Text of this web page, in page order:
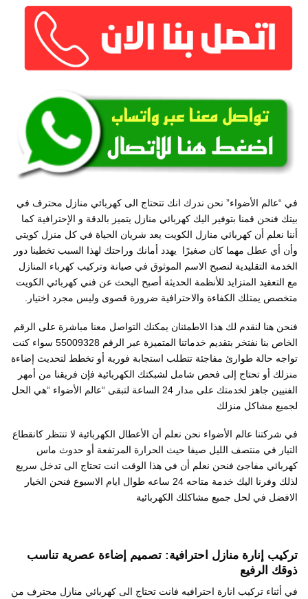
في “عالم الأضواء” نحن ندرك انك تتحتاج الى كهربائي منازل محترف في
بيتك فنحن قمنا بتوفير اليك كهربائي منازل يتميز بالدقة و الإحترافية كما
أننا نعلم أن كهربائي منازل الكويت يعد شريان الحياة في كل منزل كويتي
وأن أي عطل مهما كان صغيرًا يهدد أمانك وراحتك لهذا السبب تخطينا دور
الخدمة التقليدية لنصبح الاسم الموثوق في صيانة وتركيب كهرباء المنازل
مع التعقيد المتزايد للأنظمة الحديثة أصبح البحث عن فني كهربائي الكويت
متخصص يمتلك الكفاءة والاحترافية ضرورة قصوى وليس مجرد اختيار.
فنحن هنا لنقدم لك هذا الاطمئنان يمكنك التواصل معنا مباشرة على الرقم
الخاص بنا نفتخر بتقديم خدماتنا المتميزة عبر الرقم 55009328 سواء كنت
تواجه حالة طوارئ مفاجئة تتطلب استجابة فورية أو تخطط لتحديث إضاءة
منزلك أو تحتاج إلى فحص شامل لشبكتك الكهربائية فإن فريقنا من أمهر
الفنيين جاهز لخدمتك على مدار 24 الساعة لتبقى “عالم الأضواء “هي الحل
لجميع مشاكل منزلك
في شركتنا عالم الأضواء نحن نعلم أن الأعطال الكهربائية لا تنتظر كانقطاع
التيار في منتصف الليل صيفا حيث الحرارة المرتفعة أو حدوث ماس
كهربائي مفاجئ فنحن نعلم أن في هذا الوقت انت تحتاج الى تدخل سريع
لذلك وفرنا اليك خدمة متاحه 24 ساعه طوال ايام الاسبوع فنحن الخيار
الافضل في لحل جميع مشاكلك الكهربائية
تركيب إنارة منازل احترافية: تصميم إضاءة عصرية تناسب
ذوقك الرفيع
في أثناء تركيب انارة احترافيه فانت تحتاج الى كهربائي منازل محترف من